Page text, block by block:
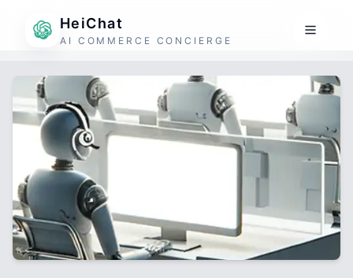
HeiChat
AI COMMERCE CONCIERGE